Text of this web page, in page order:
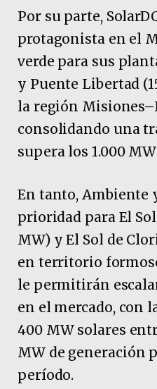
Por su parte,
protagonista en el
verde para sus
y Puente Libertad
la región
consolidando una
supera los 1.000
En tanto, Ambiente
prioridad para El
MW) y El Sol de
en territorio
le permitirán
en el mercado, con
400 MW solares
MW de generación
período.